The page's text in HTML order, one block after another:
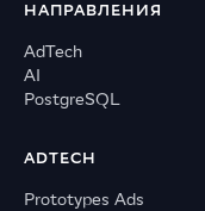
НАПРАВЛЕНИЯ
AdTech
AI
PostgreSQL
ADTECH
Prototypes Ads